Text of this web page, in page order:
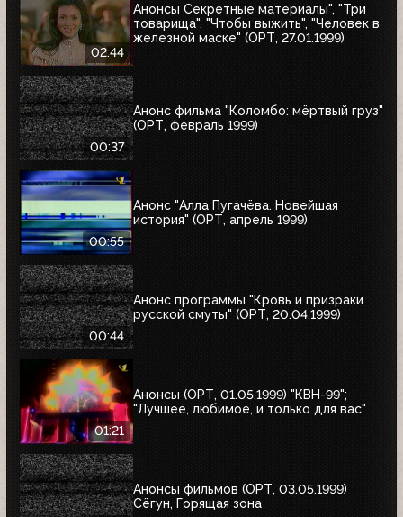
02:44
Анонсы Секретные материалы", "Три
товарища", "Чтобы выжить", "Человек в
железной маске" (ОРТ, 27.01.1999)
00:37
Анонс фильма "Коломбо: мёртвый груз"
(ОРТ, февраль 1999)
00:55
Анонс "Алла Пугачёва. Новейшая
история" (ОРТ, апрель 1999)
00:44
Анонс программы "Кровь и призраки
русской смуты" (ОРТ, 20.04.1999)
01:21
Анонсы (ОРТ, 01.05.1999) "КВН-99";
"Лучшее, любимое, и только для вас"
Анонсы фильмов (ОРТ, 03.05.1999)
Сёгун, Горящая зона